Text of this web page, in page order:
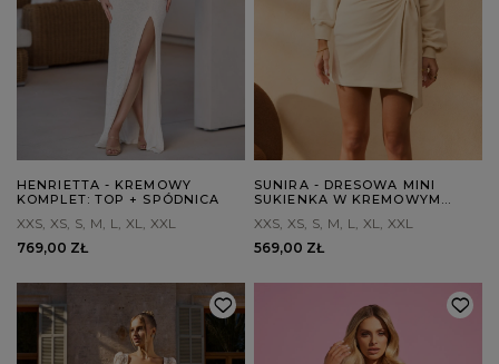
HENRIETTA - KREMOWY
KOMPLET: TOP + SPÓDNICA
XXS XS S M L XL XXL
769,00 ZŁ
SUNIRA - DRESOWA MINI
SUKIENKA W KREMOWYM
XXS XS S M L XL XXL
569,00 ZŁ